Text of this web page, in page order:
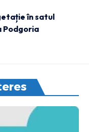
în satul
Podgoria